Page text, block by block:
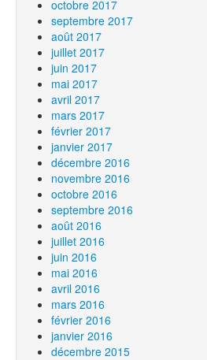
octobre 2017
septembre 2017
août 2017
juillet 2017
juin 2017
mai 2017
avril 2017
mars 2017
février 2017
janvier 2017
décembre 2016
novembre 2016
octobre 2016
septembre 2016
août 2016
juillet 2016
juin 2016
mai 2016
avril 2016
mars 2016
février 2016
janvier 2016
décembre 2015